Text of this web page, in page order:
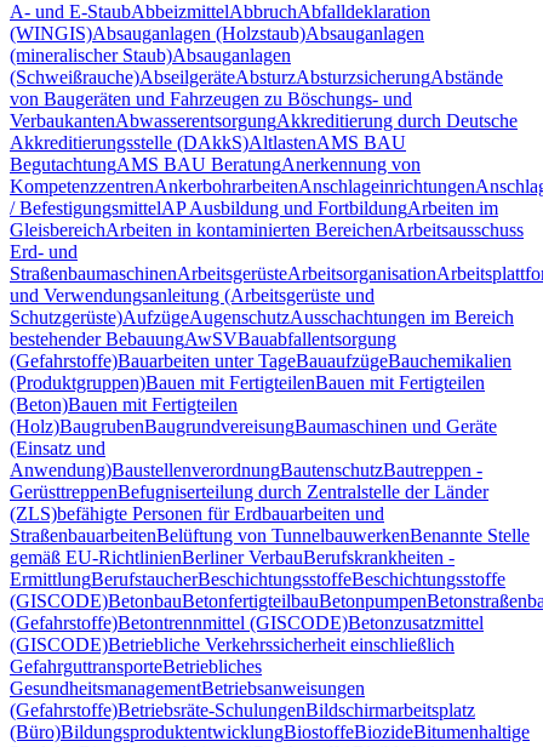
A- und E-StaubAbbeizmittelAbbruchAbfalldeklaration
(WINGIS)Absauganlagen (Holzstaub)Absauganlagen
(mineralischer Staub)Absauganlagen
(Schweißrauche)AbseilgeräteAbsturzAbsturzsicherungAbstände
von Baugeräten und Fahrzeugen zu Böschungs- und
VerbaukantenAbwasserentsorgungAkkreditierung durch Deutsche
Akkreditierungsstelle (DAkkS)AltlastenAMS BAU
BegutachtungAMS BAU BeratungAnerkennung von
KompetenzzentrenAnkerbohrarbeitenAnschlageinrichtungen
/ BefestigungsmittelAP Ausbildung und FortbildungArbeiten im
GleisbereichArbeiten in kontaminierten BereichenArbeitsausschuss
Erd- und
StraßenbaumaschinenArbeitsgerüsteArbeitsorganisation
und Verwendungsanleitung (Arbeitsgerüste und
Schutzgerüste)AufzügeAugenschutzAusschachtungen im Bereich
bestehender BebauungAwSVBauabfallentsorgung
(Gefahrstoffe)Bauarbeiten unter TageBauaufzügeBauchemikalien
(Produktgruppen)Bauen mit FertigteilenBauen mit Fertigteilen
(Beton)Bauen mit Fertigteilen
(Holz)BaugrubenBaugrundvereisungBaumaschinen und Geräte
(Einsatz und
Anwendung)BaustellenverordnungBautenschutzBautreppen -
GerüsttreppenBefugniserteilung durch Zentralstelle der Länder
(ZLS)befähigte Personen für Erdbauarbeiten und
StraßenbauarbeitenBelüftung von TunnelbauwerkenBenannte Stelle
gemäß EU-RichtlinienBerliner VerbauBerufskrankheiten -
ErmittlungBerufstaucherBeschichtungsstoffeBeschichtungsstoffe
(GISCODE)BetonbauBetonfertigteilbauBetonpumpen
(Gefahrstoffe)Betontrennmittel (GISCODE)Betonzusatzmittel
(GISCODE)Betriebliche Verkehrssicherheit einschließlich
GefahrguttransporteBetriebliches
GesundheitsmanagementBetriebsanweisungen
(Gefahrstoffe)Betriebsräte-SchulungenBildschirmarbeitsplatz
(Büro)BildungsproduktentwicklungBiostoffeBiozideBitumenhaltige